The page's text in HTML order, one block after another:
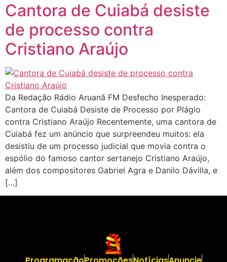
Cantora de Cuiabá desiste
de processo contra
Cristiano Araújo
Da Redação Rádio Aruanã FM Desfecho Inesperado:
Cantora de Cuiabá Desiste de Processo por Plágio
contra Cristiano Araújo Recentemente, uma cantora de
Cuiabá fez um anúncio que surpreendeu muitos: ela
desistiu de um processo judicial que movia contra o
espólio do famoso cantor sertanejo Cristiano Araújo,
além dos compositores Gabriel Agra e Danilo Dávilla, e
[…]